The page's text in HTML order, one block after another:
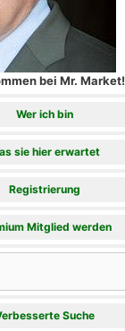
bei Mr. Market!
Wer ich bin
sie hier erwartet
Registrierung
Mitglied werden
Suche